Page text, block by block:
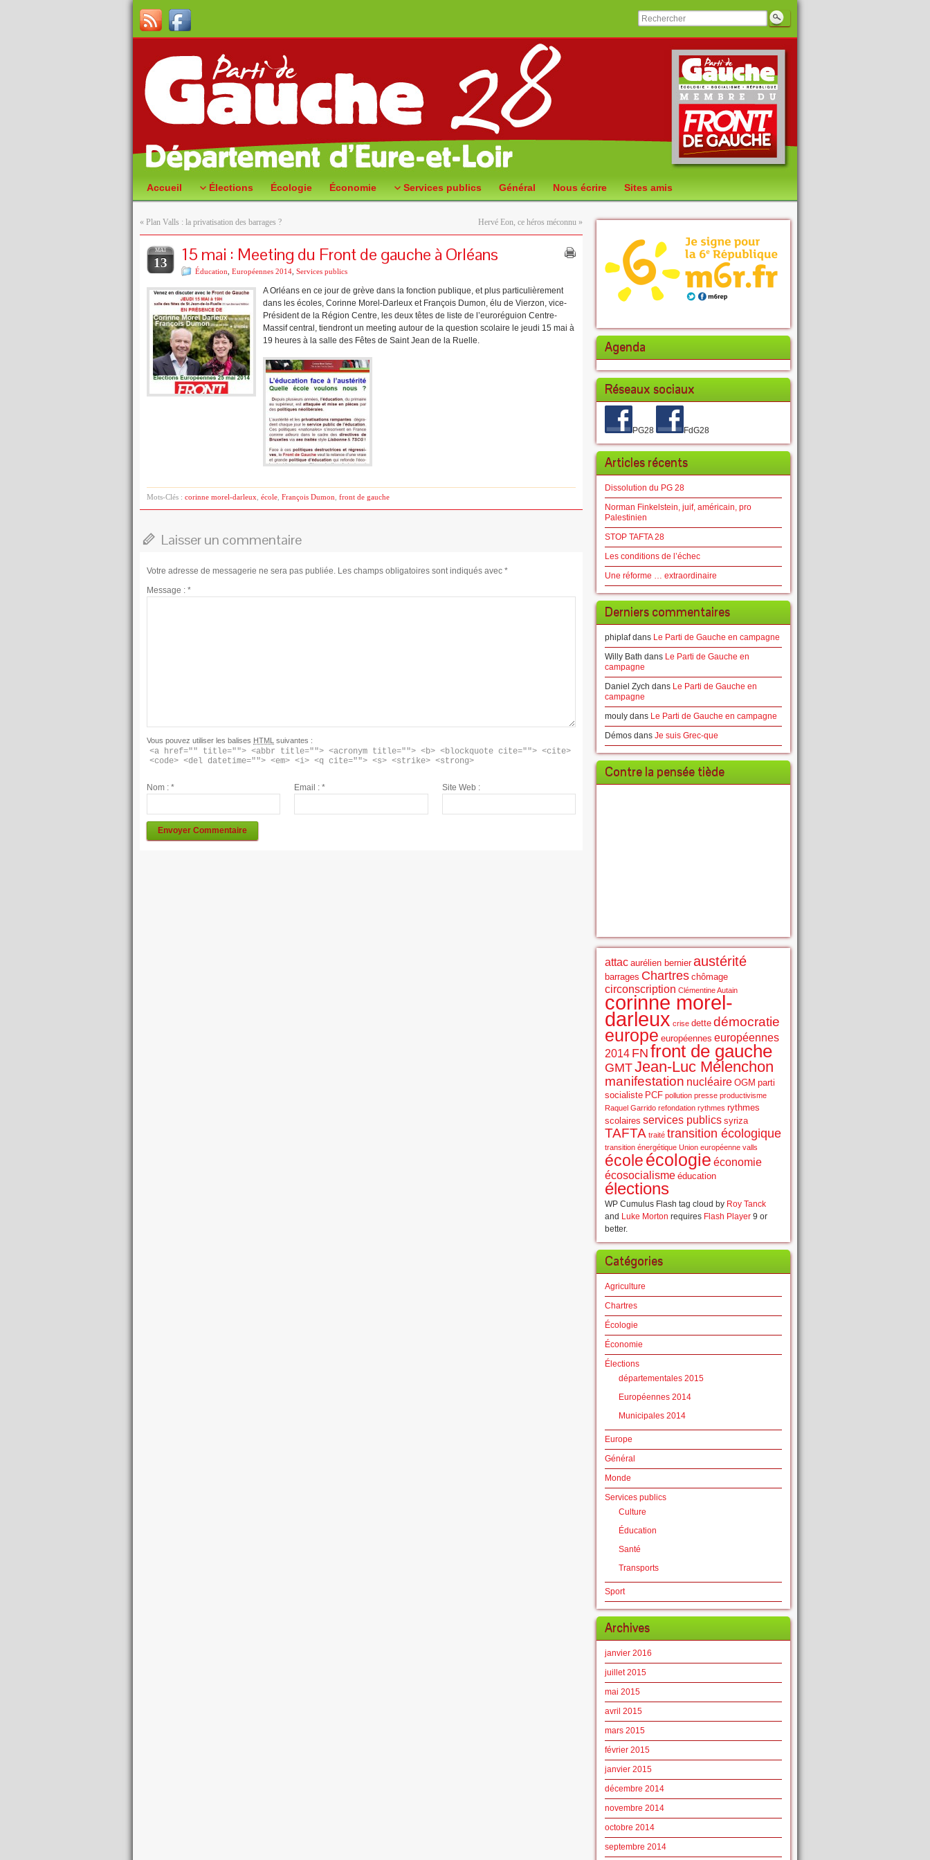
Accueil Élections Écologie Économie Services publics Général Nous écrire Sites amis
« Plan Valls : la privatisation des barrages ? Hervé Eon, ce héros méconnu »
MAI
13 15 mai : Meeting du Front de gauche à Orléans
Éducation Européennes 2014 Services publics
A Orléans en ce jour de grève dans la fonction publique, et plus particulièrement
dans les écoles, Corinne Morel-Darleux et François Dumon, élu de Vierzon, vice-
Président de la Région Centre, les deux têtes de liste de l’euroréguion Centre-
Massif central, tiendront un meeting autour de la question scolaire le jeudi 15 mai à
19 heures à la salle des Fêtes de Saint Jean de la Ruelle.
Mots-Clés : corinne morel-darleux école François Dumon front de gauche
Laisser un commentaire
Votre adresse de messagerie ne sera pas publiée. Les champs obligatoires sont indiqués avec *
Message : *
Vous pouvez utiliser les balises HTML suivantes :
<a href="" title=""> <abbr title=""> <acronym title=""> <b> <blockquote cite=""> <cite>
<code> <del datetime=""> <em> <i> <q cite=""> <s> <strike> <strong>
Nom : * Email :* Site Web :
Agenda
Réseaux sociaux
PG28 FdG28
Articles récents
Dissolution du PG 28
Norman Finkelstein, juif, américain, pro
Palestinien
STOP TAFTA 28
Les conditions de l’échec
Une réforme … extraordinaire
Derniers commentaires
phiplafdans Le Parti de Gauche en campagne
Willy Bath dans Le Parti de Gauche en
campagne
Daniel Zych dans Le Parti de Gauche en
campagne
mouly dans Le Parti de Gauche en campagne
Démos dans Je suis Grec-que
Contre la pensée tiède
attac aurélien bernier austérité
barrages Chartres chômage
circonscription Clémentine Autain
corinne morel-
darleux crise dette démocratie
europe européennes européennes
2014 FN front de gauche
GMTJean-Luc Mélenchon
manifestation nucléaire OGM parti
socialiste PCF pollution presse productivisme
Raquel Garrido refondation rythmes rythmes
scolaires services publics syriza
TAFTA traité transition écologique
transition énergétique Union européenne valls
écoleécologie économie
écosocialisme éducation
élections
WP Cumulus Flash tag cloud by Roy Tanck
and Luke Morton requires Flash Player 9 or
better.
Catégories
Agriculture
Chartres
Écologie
Économie
Élections
départementales 2015
Européennes 2014
Municipales 2014
Europe
Général
Monde
Services publics
Culture
Éducation
Santé
Transports
Sport
Archives
janvier 2016
juillet 2015
mai 2015
avril 2015
mars 2015
février 2015
janvier 2015
décembre 2014
novembre 2014
octobre 2014
septembre 2014